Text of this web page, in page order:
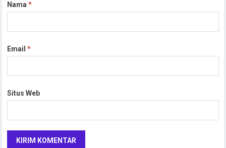
Nama*
Email*
Situs Web